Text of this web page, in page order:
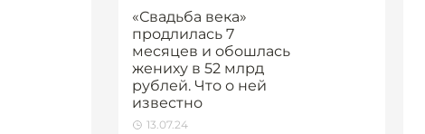
«Свадьба века»
продлилась 7
месяцев и обошлась
жениху в 52 млрд
рублей. Что о ней
известно
13.07.24